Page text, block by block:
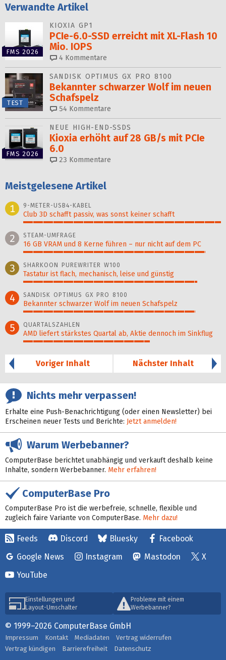
Verwandte Artikel
FMS 2026
KIOXIA GP1
PCIe-6.0-SSD erreicht mit XL-Flash 10
Mio. IOPS
4 Kommentare
TEST
SANDISK OPTIMUS GX PRO 8100
Bekannter schwarzer Wolf im neuen
Schafspelz
54 Kommentare
FMS 2026
NEUE HIGH-END-SSDS
Kioxia erhöht auf 28 GB/s mit PCIe
6.0
23 Kommentare
Meistgelesene Artikel
1
9-METER-USB4-KABEL
Club 3D schafft passiv, was sonst keiner schafft
100%
2 STEAM-UMFRAGE
16 GB VRAM und 8 Kerne führen – nur nicht auf dem PC
92%
3 SHARKOON PUREWRITER W100
Tastatur ist flach, mechanisch, leise und günstig
88%
4 SANDISK OPTIMUS GX PRO 8100
Bekannter schwarzer Wolf im neuen Schafspelz
87%
5 QUARTALSZAHLEN
AMD liefert stärkstes Quartal ab, Aktie dennoch im Sinkflug
64%
Voriger Inhalt
Nächster Inhalt
Nichts mehr verpassen!
Erhalte eine Push-Benachrichtigung (oder einen Newsletter) bei
Erscheinen neuer Tests und Berichte: Jetzt anmelden!
Warum Werbebanner?
ComputerBase berichtet unabhängig und verkauft deshalb keine
Inhalte, sondern Werbebanner. Mehr erfahren!
ComputerBase Pro
ComputerBase Pro ist die werbefreie, schnelle, flexible und
zugleich faire Variante von ComputerBase. Mehr dazu!
Feeds Discord Bluesky
Facebook
Google News
Instagram Mastodon
X
YouTube
Einstellungen und
Layout-Umschalter
Probleme mit einem
Werbebanner?
© 1999–2026 ComputerBase GmbH
Impressum Kontakt Mediadaten
Vertrag widerrufen
Vertrag kündigen
Barrierefreiheit Datenschutz